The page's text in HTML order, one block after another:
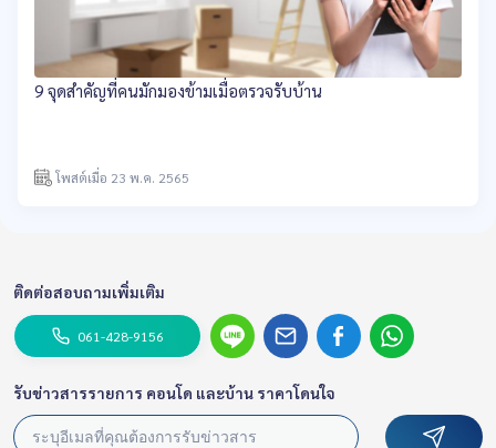
9 จุดสำคัญที่คนมักมองข้ามเมื่อตรวจรับบ้าน
โพสต์เมื่อ 23 พ.ค. 2565
ติดต่อสอบถามเพิ่มเติม
061-428-9156
รับข่าวสารรายการ คอนโด และบ้าน ราคาโดนใจ